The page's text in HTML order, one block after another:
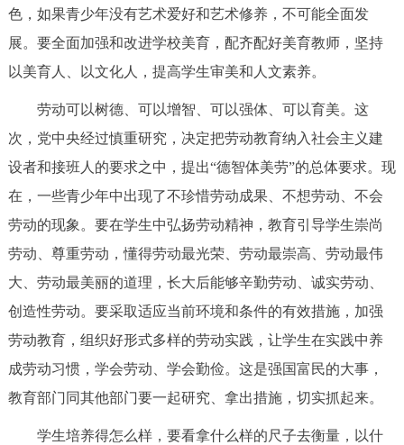
色，如果青少年没有艺术爱好和艺术修养，不可能全面发
展。要全面加强和改进学校美育，配齐配好美育教师，坚持
以美育人、以文化人，提高学生审美和人文素养。
劳动可以树德、可以增智、可以强体、可以育美。这
次，党中央经过慎重研究，决定把劳动教育纳入社会主义建
设者和接班人的要求之中，提出“德智体美劳”的总体要求。现
在，一些青少年中出现了不珍惜劳动成果、不想劳动、不会
劳动的现象。要在学生中弘扬劳动精神，教育引导学生崇尚
劳动、尊重劳动，懂得劳动最光荣、劳动最崇高、劳动最伟
大、劳动最美丽的道理，长大后能够辛勤劳动、诚实劳动、
创造性劳动。要采取适应当前环境和条件的有效措施，加强
劳动教育，组织好形式多样的劳动实践，让学生在实践中养
成劳动习惯，学会劳动、学会勤俭。这是强国富民的大事，
教育部门同其他部门要一起研究、拿出措施，切实抓起来。
学生培养得怎么样，要看拿什么样的尺子去衡量，以什